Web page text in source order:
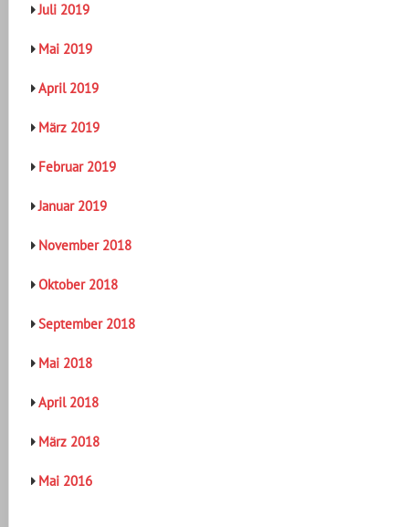
Juli 2019
Mai 2019
April 2019
März 2019
Februar 2019
Januar 2019
November 2018
Oktober 2018
September 2018
Mai 2018
April 2018
März 2018
Mai 2016